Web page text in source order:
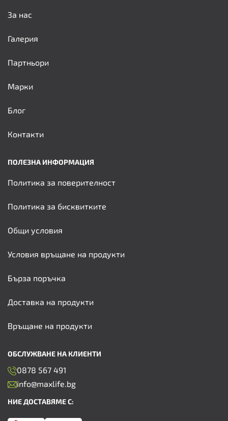
За нас
Галерия
Партньори
Марки
Блог
Контакти
ПОЛЕЗНА ИНФОРМАЦИЯ
Политика за поверителност
Политика за бисквитките
Общи условия
Условия връщане на продукти
Бърза поръчка
Доставка на продукти
Връщане на продукти
ОБСЛУЖВАНЕ НА КЛИЕНТИ
0878 567 491
info@maxlife.bg
НИЕ ДОСТАВЯМЕ С: